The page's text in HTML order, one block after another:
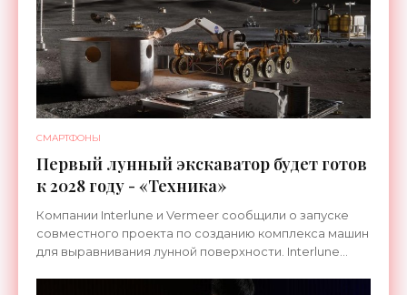
СМАРТФОНЫ
Первый лунный экскаватор будет готов
к 2028 году - «Техника»
Компании Interlune и Vermeer сообщили о запуске
совместного проекта по созданию комплекса машин
для выравнивания лунной поверхности. Interlune